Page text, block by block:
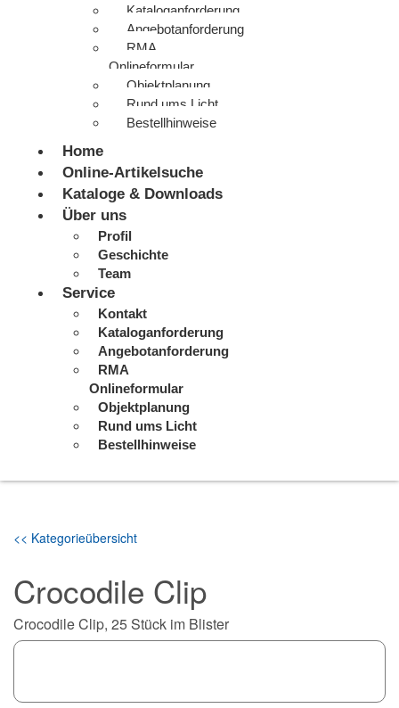
Kataloganforderung
Angebotanforderung
RMA
Onlineformular
Objektplanung
Rund ums Licht
Bestellhinweise
Home
Online-Artikelsuche
Kataloge & Downloads
Über uns
Profil
Geschichte
Team
Service
Kontakt
Kataloganforderung
Angebotanforderung
RMA
Onlineformular
Objektplanung
Rund ums Licht
Bestellhinweise
<< Kategorieübersicht
Crocodile Clip
Crocodile Clip, 25 Stück im Blister